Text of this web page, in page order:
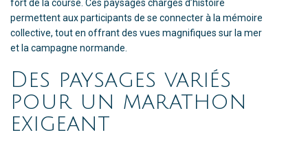
fort de la course. Ces paysages chargés d’histoire
permettent aux participants de se connecter à la mémoire
collective, tout en offrant des vues magnifiques sur la mer
et la campagne normande.
Des paysages variés
pour un marathon
exigeant